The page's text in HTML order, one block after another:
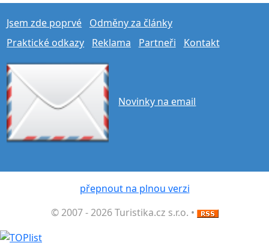
Jsem zde poprvé
Odměny za články
Praktické odkazy
Reklama Partneři Kontakt
Novinky na email
přepnout na plnou verzi
© 2007 - 2026 Turistika.cz s.r.o. •